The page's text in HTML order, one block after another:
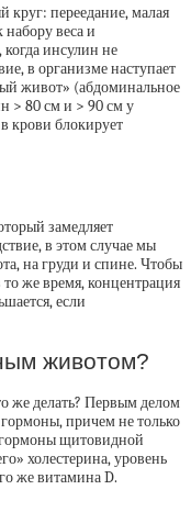
круг: переедание, малая
веса и
когда инсулин не
в организме наступает
живот» (абдоминальное
> 80 см и > 90 см у
крови блокирует
замедляет
в этом случае мы
на груди и спине. Чтобы
же время, концентрация
если
животом?
же делать? Первым делом
причем не только
щитовидной
холестерина, уровень
же витамина D.